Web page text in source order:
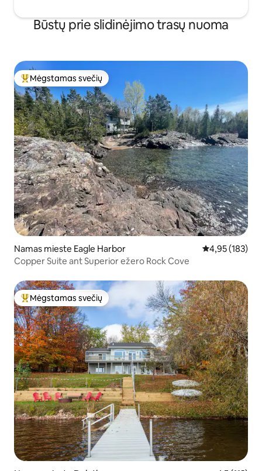
Būstų prie slidinėjimo trasų nuoma
Svečių mėgstamiausias
Mėgstamas svečių
Namas mieste Eagle Harbor Vidutinis
4,95 (183)
Copper Suite ant Superior ežero Rock Cove
Svečių mėgstamiausias
Mėgstamas svečių